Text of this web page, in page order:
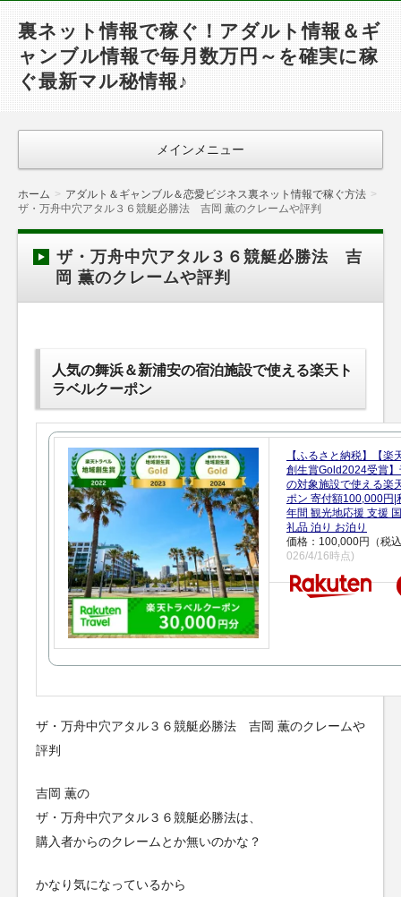
裏ネット情報で稼ぐ！アダルト情報＆ギ
ャンブル情報で毎月数万円～を確実に稼
ぐ最新マル秘情報♪
メインメニュー
ホーム
アダルト＆ギャンブル＆恋愛ビジネス裏ネット情報で稼ぐ方法
ザ・万舟中穴アタル３６競艇必勝法 吉岡 薫のクレームや評判
ザ・万舟中穴アタル３６競艇必勝法 吉
岡 薫のクレームや評判
人気の舞浜＆新浦安の宿泊施設で使える楽天ト
ラベルクーポン
【ふるさと納税】【楽
創生賞Gold2024受賞
の対象施設で使える楽
ポン 寄付額100,000円|
年間 観光地応援 支援
礼品 泊り お泊り
価格：100,000円（税
026/4/16時点)
ザ・万舟中穴アタル３６競艇必勝法 吉岡 薫のクレームや
評判
吉岡 薫の
ザ・万舟中穴アタル３６競艇必勝法は、
購入者からのクレームとか無いのかな？
かなり気になっているから